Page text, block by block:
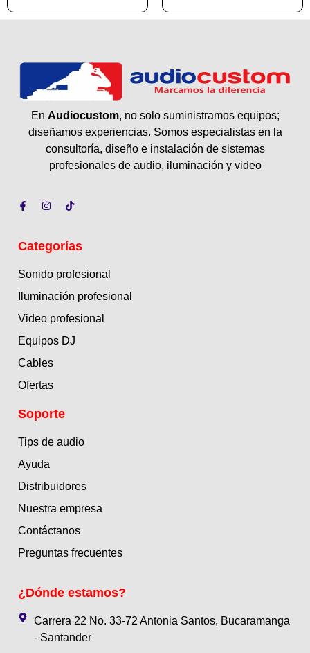
En Audiocustom, no solo suministramos equipos;
diseñamos experiencias. Somos especialistas en la
consultoría, diseño e instalación de sistemas
profesionales de audio, iluminación y video
Categorías
Sonido profesional
Iluminación profesional
Video profesional
Equipos DJ
Cables
Ofertas
Soporte
Tips de audio
Ayuda
Distribuidores
Nuestra empresa
Contáctanos
Preguntas frecuentes
¿Dónde estamos?
Carrera 22 No. 33-72 Antonia Santos, Bucaramanga
- Santander